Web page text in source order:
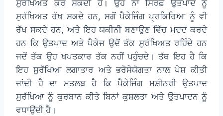
ਸੁਰੱਖਿਅਤ ਕਰ ਸਕਦੀ ਹੈ। ਉਹ ਨਾ ਸਿਰਫ਼ ਉਤਪਾਦ ਨੂੰ
ਸੁਰੱਖਿਅਤ ਰੱਖ ਸਕਦੇ ਹਨ, ਸਗੋਂ ਪੈਕੇਜਿੰਗ ਪ੍ਰਕਿਰਿਆ ਨੂੰ ਵੀ
ਰੱਖ ਸਕਦੇ ਹਨ, ਅਤੇ ਇਹ ਯਕੀਨੀ ਬਣਾਉਣ ਵਿੱਚ ਮਦਦ ਕਰਦੇ
ਹਨ ਕਿ ਉਤਪਾਦ ਅਤੇ ਪੈਕੇਜ ਉਦੋਂ ਤੱਕ ਸੁਰੱਖਿਅਤ ਰਹਿੰਦੇ ਹਨ
ਜਦੋਂ ਤੱਕ ਉਹ ਖਪਤਕਾਰ ਤੱਕ ਨਹੀਂ ਪਹੁੰਚਦੇ। ਤੱਥ ਇਹ ਹੈ ਕਿ
ਇਹ ਸੁਰੱਖਿਆ ਲਗਾਤਾਰ ਅਤੇ ਭਰੋਸੇਯੋਗਤਾ ਨਾਲ ਪੇਸ਼ ਕੀਤੀ
ਜਾਂਦੀ ਹੈ ਦਾ ਮਤਲਬ ਹੈ ਕਿ ਪੈਕੇਜਿੰਗ ਮਸ਼ੀਨਰੀ ਉਤਪਾਦ
ਸੁਰੱਖਿਆ ਨੂੰ ਕੁਰਬਾਨ ਕੀਤੇ ਬਿਨਾਂ ਕੁਸ਼ਲਤਾ ਅਤੇ ਉਤਪਾਦਨ ਨੂੰ
ਵਧਾਉਂਦੀ ਹੈ।